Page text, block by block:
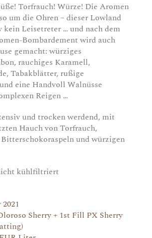
Torfrauch! Würze! Die Aromen
um die Ohren – dieser Lowland
Leisetreter … und nach dem
Bombardement wird auch
gemacht: würziges
rauchiges Karamell,
Tabakblätter, rußige
eine Handvoll Walnüsse
Reigen …
und trocken werdend, mit
Hauch von Torfrauch,
Bitterschokoraspeln und würzigen
kühlfiltriert
2021
Sherry + 1st Fill PX Sherry